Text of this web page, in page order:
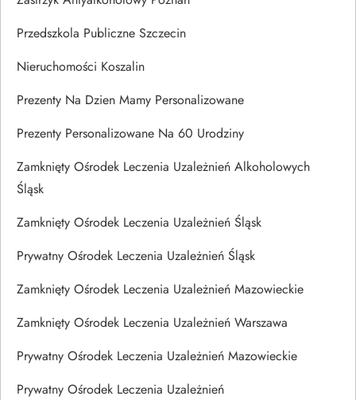
Przedszkola Publiczne Szczecin
Nieruchomości Koszalin
Prezenty Na Dzien Mamy Personalizowane
Prezenty Personalizowane Na 60 Urodziny
Zamknięty Ośrodek Leczenia Uzależnień Alkoholowych
Śląsk
Zamknięty Ośrodek Leczenia Uzależnień Śląsk
Prywatny Ośrodek Leczenia Uzależnień Śląsk
Zamknięty Ośrodek Leczenia Uzależnień Mazowieckie
Zamknięty Ośrodek Leczenia Uzależnień Warszawa
Prywatny Ośrodek Leczenia Uzależnień Mazowieckie
Prywatny Ośrodek Leczenia Uzależnień